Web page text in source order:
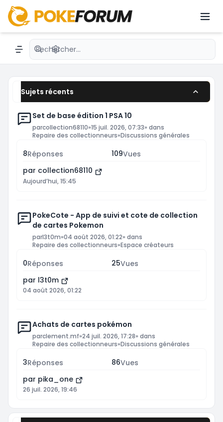
dernières nouveautés avec des passionnés du
JCC.émon avec une communauté active.
Navigation menu
Recherche avancée
Sujets récents
Set de base édition 1 PSA 10
parcollection68110»15 juil. 2026, 07:33» dans
Repaire des collectionneurs»Discussions générales
8Réponses 109Vues
par collection68110
Aujourd’hui, 15:45
PokeCote - App de suivi et cote de collection
de cartes Pokemon
parl3t0m»04 août 2026, 01:22» dans
Repaire des collectionneurs»Espace créateurs
0Réponses 25Vues
par l3t0m
04 août 2026, 01:22
Achats de cartes pokémon
parclement.mf»24 juil. 2026, 17:28» dans
Repaire des collectionneurs»Discussions générales
3Réponses 86Vues
par pika_one
26 juil. 2026, 19:46